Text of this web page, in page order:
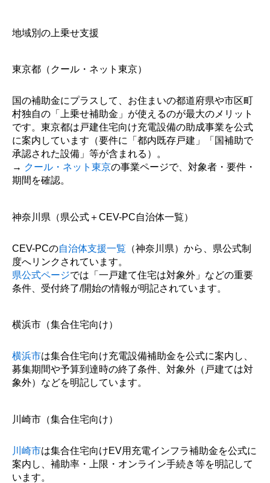
地域別の上乗せ支援
東京都（クール・ネット東京）
国の補助金にプラスして、お住まいの都道府県や市区町
村独自の「上乗せ補助金」が使えるのが最大のメリット
です。東京都は戸建住宅向け充電設備の助成事業を公式
に案内しています（要件に「都内既存戸建」「国補助で
承認された設備」等が含まれる）。
→ クール・ネット東京の事業ページで、対象者・要件・
期間を確認。
神奈川県（県公式＋CEV-PC自治体一覧）
CEV-PCの自治体支援一覧 （神奈川県）から、県公式制
度へリンクされています。
県公式ページでは「一戸建て住宅は対象外」などの重要
条件、受付終了/開始の情報が明記されています。
横浜市（集合住宅向け）
横浜市は集合住宅向け充電設備補助金を公式に案内し、
募集期間や予算到達時の終了条件、対象外（戸建ては対
象外）などを明記しています。
川崎市（集合住宅向け）
川崎市は集合住宅向けEV用充電インフラ補助金を公式に
案内し、補助率・上限・オンライン手続き等を明記して
います。